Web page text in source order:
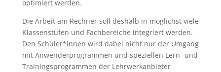
optimiert werden.
Die Arbeit am Rechner soll deshalb in möglichst viele
Klassenstufen und Fachbereiche integriert werden.
Den Schüler*innen wird dabei nicht nur der Umgang
mit Anwenderprogrammen und speziellen Lern- und
Trainingsprogrammen der Lehrwerkanbieter